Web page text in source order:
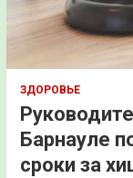
ЗДОРОВЬЕ
Барнауле
сроки за